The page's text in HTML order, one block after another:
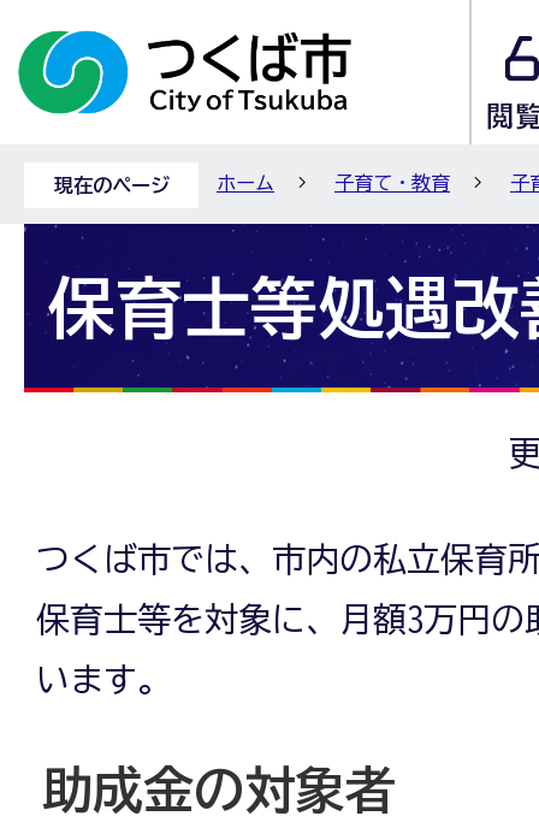
現在のページ ホーム 子育て・教育 子
保育士等処遇改
つくば市では、市内の私立保育
保育士等を対象に、月額3万円
います。
助成金の対象者